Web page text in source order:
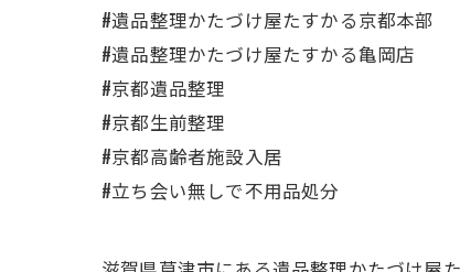
#遺品整理かたづけ屋たすかる京都本部
#遺品整理かたづけ屋たすかる亀岡店
#京都遺品整理
#京都生前整理
#京都高齢者施設入居
#立ち会い無しで不用品処分